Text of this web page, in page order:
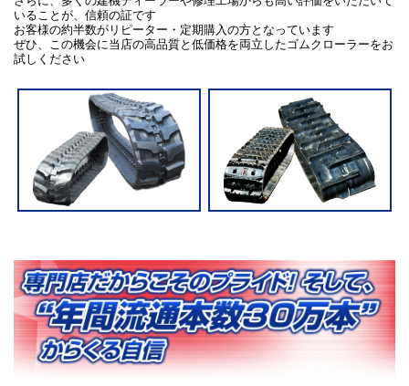
いることが、信頼の証です
お客様の約半数がリピーター・定期購入の方となっています
ぜひ、この機会に当店の高品質と低価格を両立したゴムクローラーをお
試しください